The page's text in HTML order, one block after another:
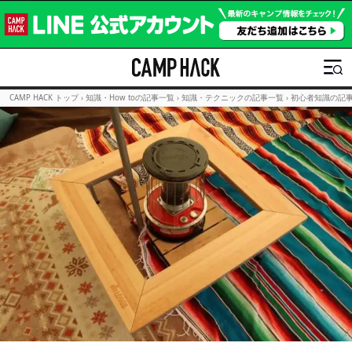
CAMP HACK トップ › 知識・How toの記事一覧 › 知識・テクニックの記事一覧 › 初心者知識の記